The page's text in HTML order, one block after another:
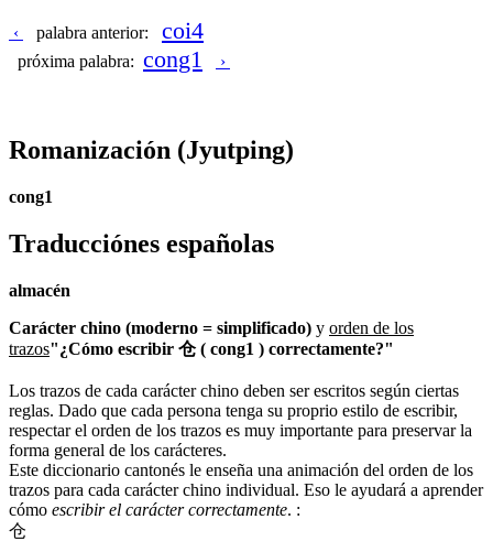
‹ palabra anterior: coi4
próxima palabra: cong1 ›
Romanización (Jyutping)
cong1
Traducciónes españolas
almacén
Carácter chino (moderno = simplificado) y orden de los
trazos"¿Cómo escribir 仓 ( cong1 ) correctamente?"
Los trazos de cada carácter chino deben ser escritos según ciertas
reglas. Dado que cada persona tenga su proprio estilo de escribir,
respectar el orden de los trazos es muy importante para preservar la
forma general de los carácteres.
Este diccionario cantonés le enseña una animación del orden de los
trazos para cada carácter chino individual. Eso le ayudará a aprender
cómo escribir el carácter correctamente. :
仓